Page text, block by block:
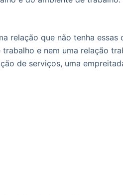
relação que não tenha essas
e nem uma relação
de serviços, uma